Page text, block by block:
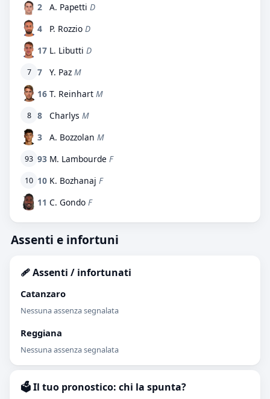
2
A. Papetti D
4
P. Rozzio D
17 L. Libutti D
7 7 Y. Paz M
16 T. Reinhart M
8 8 Charlys M
3
A. Bozzolan M
93 93 M. Lambourde F
10 10 K. Bozhanaj F
11 C. Gondo F
Assenti e infortuni
🩹 Assenti / infortunati
Catanzaro
Nessuna assenza segnalata
Reggiana
Nessuna assenza segnalata
🗳️ Il tuo pronostico: chi la spunta?